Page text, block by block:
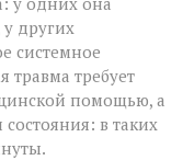
других
системное
травма требует
помощью, а
в таких